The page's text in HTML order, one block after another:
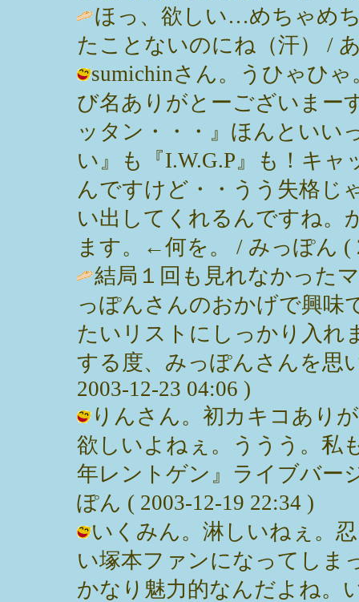
ほっ、欲しい…めちゃめ
たことないのにね（汗） /
sumichinさん。うひゃひ
び名ありがとーございまー
ッタン・・・』ほんといい
い』も『I.W.G.P』も！キ
んですけど・・うう失格じ
い出してくれるんですね。
ます。←何を。 / みっぽん (
結局１回も見れなかった
っぽんさんのおかげで興味
たいリストにしっかり入れ
する度、みっぽんさんを思
2003-12-23 04:06 )
りんさん。初カキコあり
欲しいよねぇ。ううう。私
年レントゲン』ライブバー
ぽん ( 2003-12-19 22:34 )
いくみん。淋しいねぇ。
い塚本ファンになってしま
かなり魅力的なんだよね。